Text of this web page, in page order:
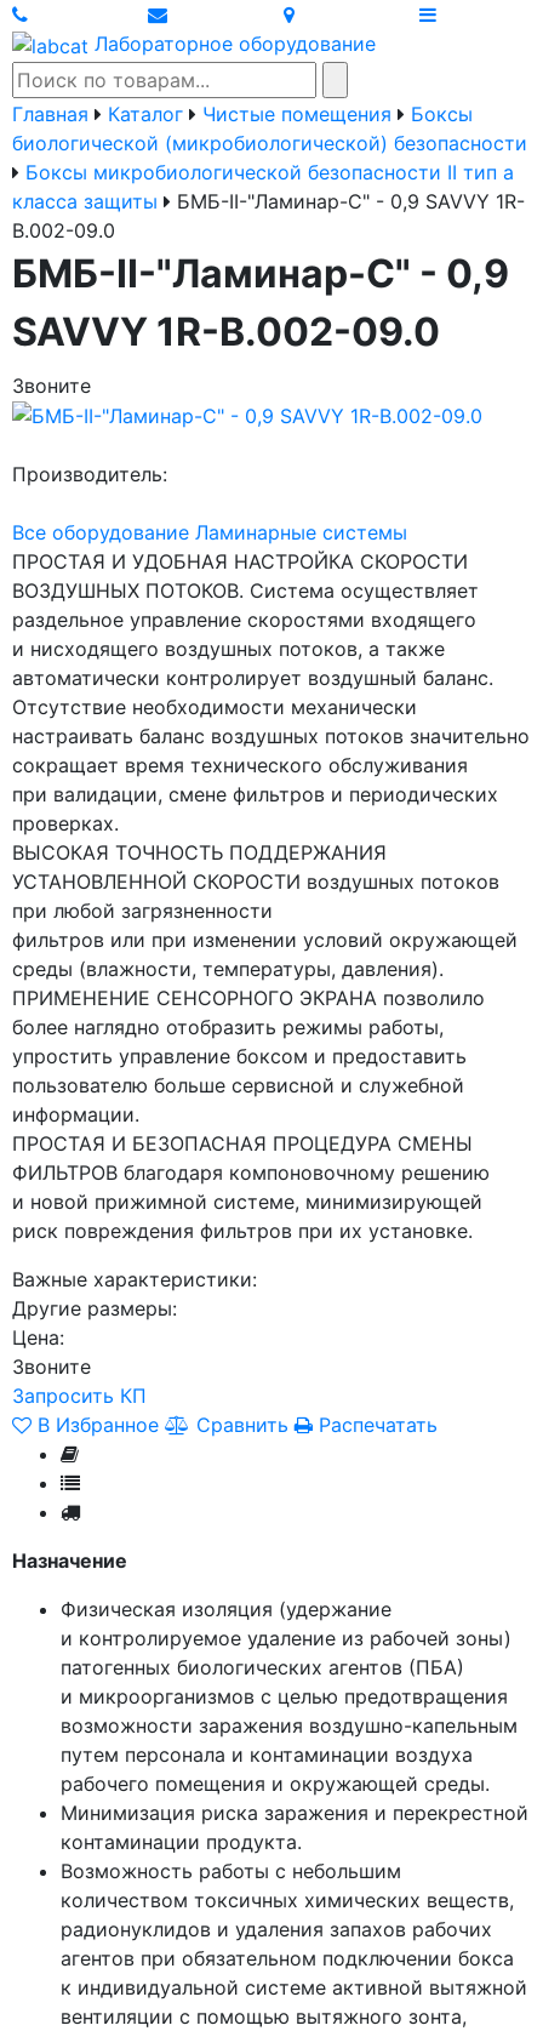
Лабораторное оборудование
Главная Каталог Чистые помещения
Боксы
биологической (микробиологической) безопасности
Боксы микробиологической безопасности II тип a
класса защиты
БМБ-II-"Ламинар-С" - 0,9 SAVVY 1R-
В.002-09.0
БМБ-II-"Ламинар-С" - 0,9
SAVVY 1R-В.002-09.0
Звоните
Производитель:
Все оборудование Ламинарные системы
ПРОСТАЯ И УДОБНАЯ НАСТРОЙКА СКОРОСТИ
ВОЗДУШНЫХ ПОТОКОВ. Система осуществляет
раздельное управление скоростями входящего
и нисходящего воздушных потоков, а также
автоматически контролирует воздушный баланс.
Отсутствие необходимости механически
настраивать баланс воздушных потоков значительно
сокращает время технического обслуживания
при валидации, смене фильтров и периодических
проверках.
ВЫСОКАЯ ТОЧНОСТЬ ПОДДЕРЖАНИЯ
УСТАНОВЛЕННОЙ СКОРОСТИ воздушных потоков
при любой загрязненности
фильтров или при изменении условий окружающей
среды (влажности, температуры, давления).
ПРИМЕНЕНИЕ СЕНСОРНОГО ЭКРАНА позволило
более наглядно отобразить режимы работы,
упростить управление боксом и предоставить
пользователю больше сервисной и служебной
информации.
ПРОСТАЯ И БЕЗОПАСНАЯ ПРОЦЕДУРА СМЕНЫ
ФИЛЬТРОВ благодаря компоновочному решению
и новой прижимной системе, минимизирующей
риск повреждения фильтров при их установке.
Важные характеристики:
Другие размеры:
Цена:
Звоните
Запросить КП
В Избранное
Сравнить Распечатать
Назначение
Физическая изоляция (удержание
и контролируемое удаление из рабочей зоны)
патогенных биологических агентов (ПБА)
и микроорганизмов с целью предотвращения
возможности заражения воздушно-капельным
путем персонала и контаминации воздуха
рабочего помещения и окружающей среды.
Минимизация риска заражения и перекрестной
контаминации продукта.
Возможность работы с небольшим
количеством токсичных химических веществ,
радионуклидов и удаления запахов рабочих
агентов при обязательном подключении бокса
к индивидуальной системе активной вытяжной
вентиляции с помощью вытяжного зонта,